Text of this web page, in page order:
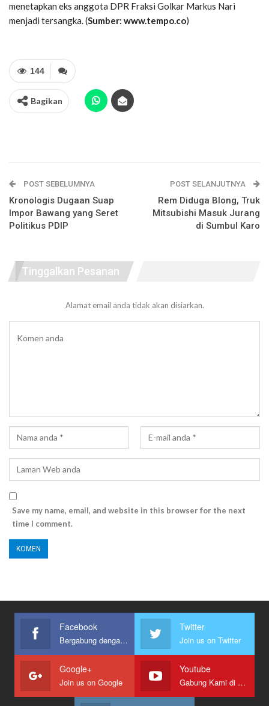
menetapkan eks anggota DPR Fraksi Golkar Markus Nari
menjadi tersangka. (Sumber: www.tempo.co)
144
Bagikan
POST SEBELUMNYA
Kronologis Dugaan Suap
Impor Bawang yang Seret
Politikus PDIP
POST SELANJUTNYA
Rem Diduga Blong, Truk
Mitsubishi Masuk Jurang
di Sumbul Karo
Tinggalkan Pesanan
Alamat email anda tidak akan disiarkan.
Save my name, email, and website in this browser for the next
time I comment.
Facebook
Bergabung dengan kami
Twitter
Join us on Twitter
Google+
Join us on Google
Youtube
Gabung Kami di Youtube